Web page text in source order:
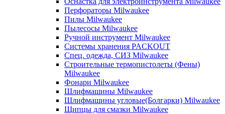
Перфораторы Milwaukee
Пилы Milwaukee
Пылесосы Milwaukee
Ручной инструмент Milwaukee
Системы хранения PACKOUT
Спец. одежда, СИЗ Milwaukee
Строительные термопистолеты (Фены)
Milwaukee
Фонари Milwaukee
Шлифмашины Milwaukee
Шлифмашины угловые(Болгарки) Milwaukee
Щипцы для смазки Milwaukee